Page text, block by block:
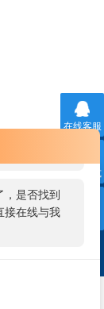
高兴为您
问题呢？
，是否找到
接在线与我
在线客服
联系方式